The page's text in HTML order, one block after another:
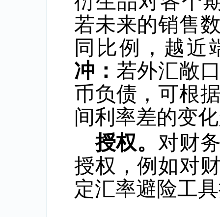
若未来的销售
同比例，越近
冲： 若外汇敞
币负债，可根
间利率差的变
授权。 对财
授权，例如对
定汇率避险工